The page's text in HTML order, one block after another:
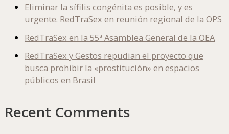
Eliminar la sífilis congénita es posible, y es
urgente. RedTraSex en reunión regional de la OPS
RedTraSex en la 55ª Asamblea General de la OEA
RedTraSex y Gestos repudian el proyecto que
busca prohibir la «prostitución» en espacios
públicos en Brasil
Recent Comments